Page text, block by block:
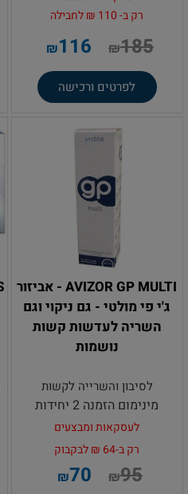
רק ב- 110 ₪ לחבילה
₪185
₪116
לפרטים ורכישה
AVIZOR GP MULTI - אביזור
ג'י פי מולטי - גם ניקוי וגם
השריה לעדשות קשות
נושמות
לסיבון והשרייה לקשות
מינימום הזמנה 2 יחידות
לעסקאות ומבצעים
רק ב-64
₪ לבקבוק
₪95
₪70